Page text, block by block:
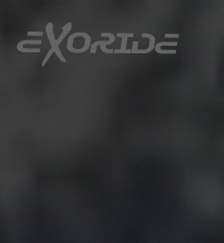
Zum Hauptinhalt springen